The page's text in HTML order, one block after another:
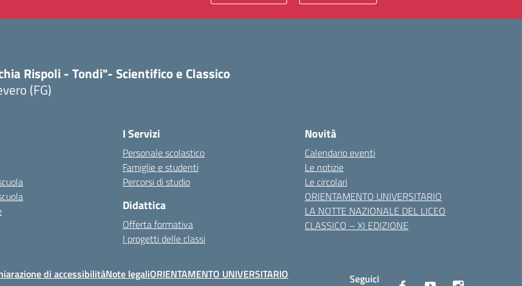
Rispoli - Tondi"- Scientifico e Classico
(FG)
I Servizi
Personale scolastico
Famiglie e studenti
Percorsi di studio
Didattica
Offerta formativa
I progetti delle classi
Novità
Calendario eventi
Le notizie
Le circolari
ORIENTAMENTO UNIVERSITARIO
LA NOTTE NAZIONALE DEL LICEO
CLASSICO – XI EDIZIONE
di accessibilitàNote legaliORIENTAMENTO UNIVERSITARIO
Seguici